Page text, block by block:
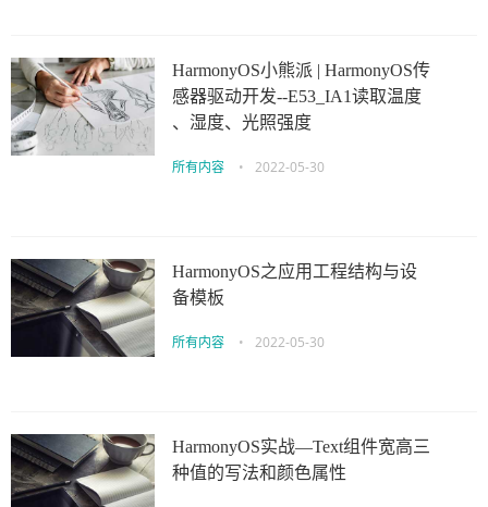
HarmonyOS小熊派 | HarmonyOS传
感器驱动开发--E53_IA1读取温度
、湿度、光照强度
所有内容 • 2022-05-30
HarmonyOS之应用工程结构与设
备模板
所有内容 • 2022-05-30
HarmonyOS实战—Text组件宽高三
种值的写法和颜色属性